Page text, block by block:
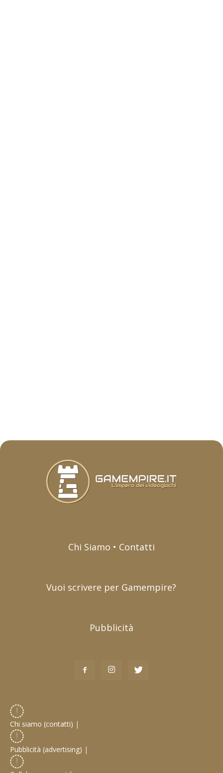
Chi Siamo • Contatti
Vuoi scrivere per Gamempire?
Pubblicità
Chi siamo (contatti) |
Pubblicità (advertising) |